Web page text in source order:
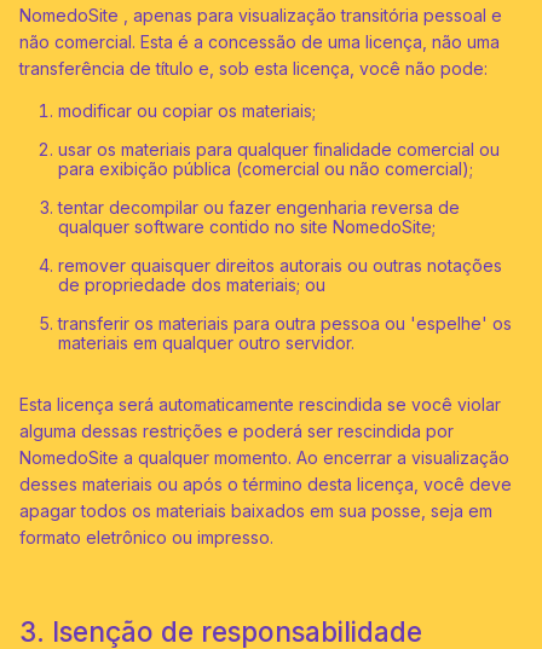
NomedoSite , apenas para visualização transitória pessoal e
não comercial. Esta é a concessão de uma licença, não uma
transferência de título e, sob esta licença, você não pode:
modificar ou copiar os materiais;
usar os materiais para qualquer finalidade comercial ou
para exibição pública (comercial ou não comercial);
tentar decompilar ou fazer engenharia reversa de
qualquer software contido no site NomedoSite;
remover quaisquer direitos autorais ou outras notações
de propriedade dos materiais; ou
transferir os materiais para outra pessoa ou 'espelhe' os
materiais em qualquer outro servidor.
Esta licença será automaticamente rescindida se você violar
alguma dessas restrições e poderá ser rescindida por
NomedoSite a qualquer momento. Ao encerrar a visualização
desses materiais ou após o término desta licença, você deve
apagar todos os materiais baixados em sua posse, seja em
formato eletrônico ou impresso.
3. Isenção de responsabilidade